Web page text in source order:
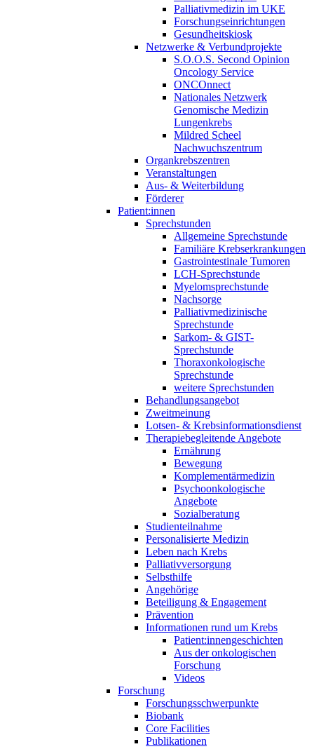
Palliativmedizin im UKE
Forschungseinrichtungen
Gesundheitskiosk
Netzwerke & Verbundprojekte
S.O.O.S. Second Opinion
Oncology Service
ONCOnnect
Nationales Netzwerk
Genomische Medizin
Lungenkrebs
Mildred Scheel
Nachwuchszentrum
Organkrebszentren
Veranstaltungen
Aus- & Weiterbildung
Förderer
Patient:innen
Sprechstunden
Allgemeine Sprechstunde
Familiäre Krebserkrankungen
Gastrointestinale Tumoren
LCH-Sprechstunde
Myelomsprechstunde
Nachsorge
Palliativmedizinische
Sprechstunde
Sarkom- & GIST-
Sprechstunde
Thoraxonkologische
Sprechstunde
weitere Sprechstunden
Behandlungsangebot
Zweitmeinung
Lotsen- & Krebsinformationsdienst
Therapiebegleitende Angebote
Ernährung
Bewegung
Komplementärmedizin
Psychoonkologische
Angebote
Sozialberatung
Studienteilnahme
Personalisierte Medizin
Leben nach Krebs
Palliativversorgung
Selbsthilfe
Angehörige
Beteiligung & Engagement
Prävention
Informationen rund um Krebs
Patient:innengeschichten
Aus der onkologischen
Forschung
Videos
Forschung
Forschungsschwerpunkte
Biobank
Core Facilities
Publikationen